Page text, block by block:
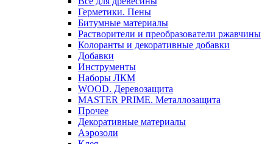
Герметики. Пены
Битумные материалы
Растворители и преобразователи ржавчины
Колоранты и декоративные добавки
Добавки
Инструменты
Наборы ЛКМ
WOOD. Деревозащита
MASTER PRIME. Металлозащита
Прочее
Декоративные материалы
Аэрозоли